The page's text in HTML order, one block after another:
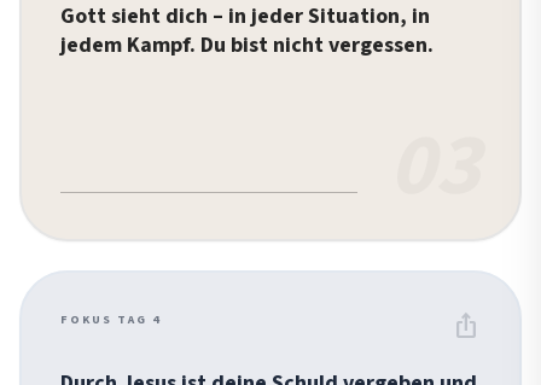
Gott sieht dich – in jeder Situation, in
jedem Kampf. Du bist nicht vergessen.
FOKUS TAG 4 ios_share